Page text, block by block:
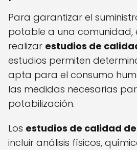
Para garantizar el
potable a una comunidad,
realizar estudios de
estudios permiten
apta para el consumo
las medidas necesarias
potabilización.
Los estudios de calidad
incluir análisis físicos,